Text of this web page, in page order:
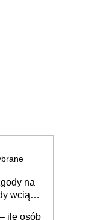
na
wciąż
ile osób